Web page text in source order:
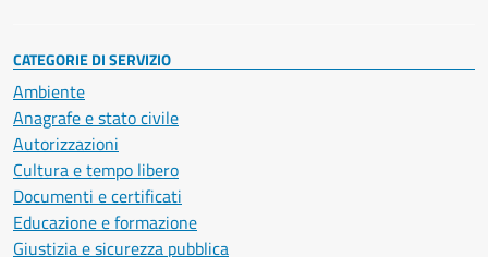
CATEGORIE DI SERVIZIO
Ambiente
Anagrafe e stato civile
Autorizzazioni
Cultura e tempo libero
Documenti e certificati
Educazione e formazione
Giustizia e sicurezza pubblica